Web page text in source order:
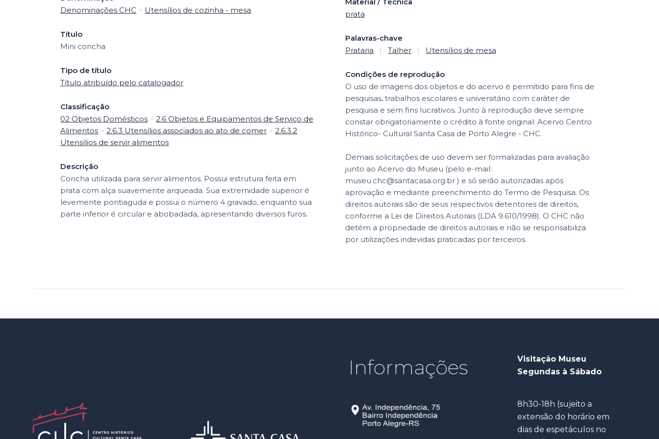
Denominações CHC > Utensílios de cozinha - mesa
Título
Mini concha
Tipo de título
Título atribuído pelo catalogador
Classificação
02 Objetos Domésticos >2.6 Objetos e Equipamentos de Serviço de
Alimentos >2.6.3 Utensílios associados ao ato de comer >2.6.3.2
Utensílios de servir alimentos
Descrição
Concha utilizada para servir alimentos. Possui estrutura feita em
prata com alça suavemente arqueada. Sua extremidade superior é
levemente pontiaguda e possui o número 4 gravado, enquanto sua
parte inferior é circular e abobadada, apresentando diversos furos.
Material / Técnica
prata
Palavras-chave
Prataria
| Talher | Utensílios de mesa
Condições de reprodução
O uso de imagens dos objetos e do acervo é permitido para fins de
pesquisas, trabalhos escolares e universitário com caráter de
pesquisa e sem fins lucrativos. Junto à reprodução deve sempre
constar obrigatoriamente o crédito à fonte original: Acervo Centro
Histórico- Cultural Santa Casa de Porto Alegre - CHC.
Demais solicitações de uso devem ser formalizadas para avaliação
junto ao Acervo do Museu (pelo e-mail:
museu.chc@santacasa.org.br ) e só serão autorizadas após
aprovação e mediante preenchimento do Termo de Pesquisa. Os
direitos autorais são de seus respectivos detentores de direitos,
conforme a Lei de Direitos Autorais (LDA 9.610/1998). O CHC não
detém a propriedade de direitos autorais e não se responsabiliza
por utilizações indevidas praticadas por terceiros.
Informações
Visitação Museu
Segundas à Sábado
8h30-18h (sujeito a
extensão do horário em
dias de espetáculos no